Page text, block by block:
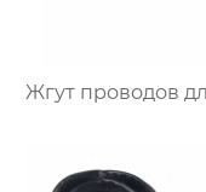
Жгут проводов